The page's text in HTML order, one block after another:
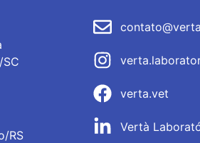
RS
verta.vet
Vertà